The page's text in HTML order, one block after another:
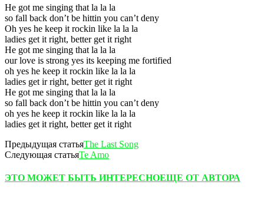
He got me singing that la la la
so fall back don’t be hittin you can’t deny
Oh yes he keep it rockin like la la la
ladies get it right, better get it right
He got me singing that la la la
our love is strong yes its keeping me fortified
oh yes he keep it rockin like la la la
ladies get ir right, better get it right
He got me singing that la la la
so fall back don’t be hittin you can’t deny
oh yes he keep it rockin like la la la
ladies get it right, better get it right
Предыдущая статьяThe Last Song
Следующая статьяTe Amo
ЭТО МОЖЕТ БЫТЬ ИНТЕРЕСНОЕЩЕ ОТ АВТОРА